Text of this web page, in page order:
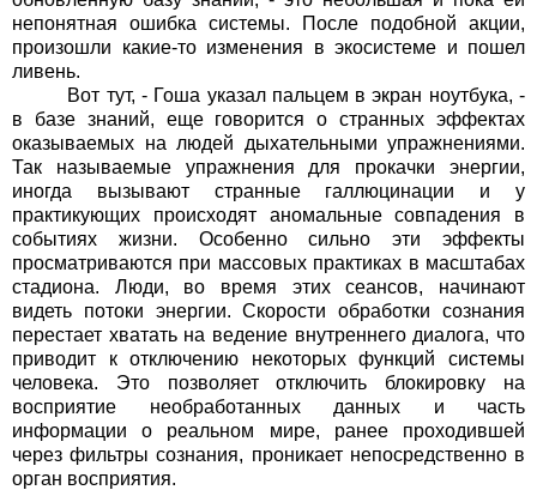
непонятная ошибка системы. После подобной акции,
произошли какие-то изменения в экосистеме и пошел
ливень.
Вот тут, - Гоша указал пальцем в экран ноутбука, -
в базе знаний, еще говорится о странных эффектах
оказываемых на людей дыхательными упражнениями.
Так называемые упражнения для прокачки энергии,
иногда вызывают странные галлюцинации и у
практикующих происходят аномальные совпадения в
событиях жизни. Особенно сильно эти эффекты
просматриваются при массовых практиках в масштабах
стадиона. Люди, во время этих сеансов, начинают
видеть потоки энергии. Скорости обработки сознания
перестает хватать на ведение внутреннего диалога, что
приводит к отключению некоторых функций системы
человека. Это позволяет отключить блокировку на
восприятие необработанных данных и часть
информации о реальном мире, ранее проходившей
через фильтры сознания, проникает непосредственно в
орган восприятия.